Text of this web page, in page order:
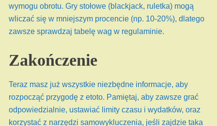
wymogu obrotu. Gry stołowe (blackjack, ruletka) mogą
wliczać się w mniejszym procencie (np. 10-20%), dlatego
zawsze sprawdzaj tabelę wag w regulaminie.
Zakończenie
Teraz masz już wszystkie niezbędne informacje, aby
rozpocząć przygodę z etoto. Pamiętaj, aby zawsze grać
odpowiedzialnie, ustawiać limity czasu i wydatków, oraz
korzystać z narzędzi samowykluczenia, jeśli zajdzie taka